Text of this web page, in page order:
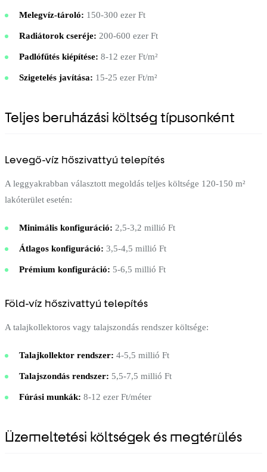
Melegvíz-tároló: 150-300 ezer Ft
Radiátorok cseréje: 200-600 ezer Ft
Padlófűtés kiépítése: 8-12 ezer Ft/m²
Szigetelés javítása: 15-25 ezer Ft/m²
Teljes beruházási költség típusonként
Levegő-víz hőszivattyú telepítés
A leggyakrabban választott megoldás teljes költsége 120-150 m²
lakóterület esetén:
Minimális konfiguráció: 2,5-3,2 millió Ft
Átlagos konfiguráció: 3,5-4,5 millió Ft
Prémium konfiguráció: 5-6,5 millió Ft
Föld-víz hőszivattyú telepítés
A talajkollektoros vagy talajszondás rendszer költsége:
Talajkollektor rendszer: 4-5,5 millió Ft
Talajszondás rendszer: 5,5-7,5 millió Ft
Fúrási munkák: 8-12 ezer Ft/méter
Üzemeltetési költségek és megtérülés